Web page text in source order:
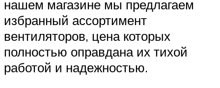
нашем магазине мы предлагаем
избранный ассортимент
вентиляторов, цена которых
полностью оправдана их тихой
работой и надежностью.